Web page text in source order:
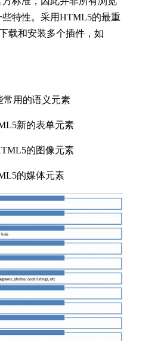
特性。采用HTML5的最重
载和安装多个插件，如
常用的语义元素
新的表单元素
的图像元素
的媒体元素